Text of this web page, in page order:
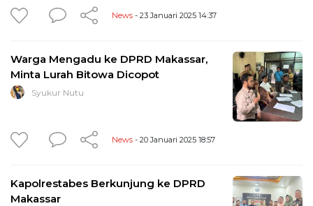
News - 23 Januari 2025 14:37
Warga Mengadu ke DPRD Makassar,
Minta Lurah Bitowa Dicopot
Syukur Nutu
News - 20 Januari 2025 18:57
Kapolrestabes Berkunjung ke DPRD
Makassar